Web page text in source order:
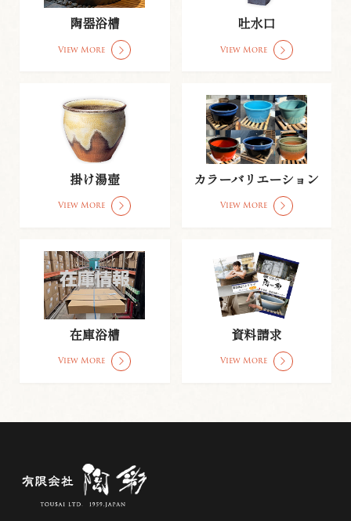
陶器浴槽
View More
吐水口
View More
掛け湯壺
View More
カラーバリエーション
View More
在庫浴槽
View More
資料請求
View More